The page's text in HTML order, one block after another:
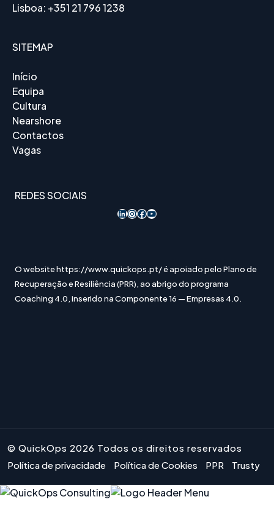
Lisboa: +351 21 796 1238
SITEMAP
Início
Equipa
Cultura
Nearshore
Contactos
Vagas
REDES SOCIAIS
LinkedIn InstagramAcesso ao Facebook YouTube
O website https://www.quickops.pt/ é apoiado pelo Plano de
Recuperação e Resiliência (PRR), ao abrigo do programa
Coaching 4.0, inserido na Componente 16 — Empresas 4.0.
© QuickOps 2026 Todos os direitos reservados
Política de privacidade
Política de Cookies PPR Trusty